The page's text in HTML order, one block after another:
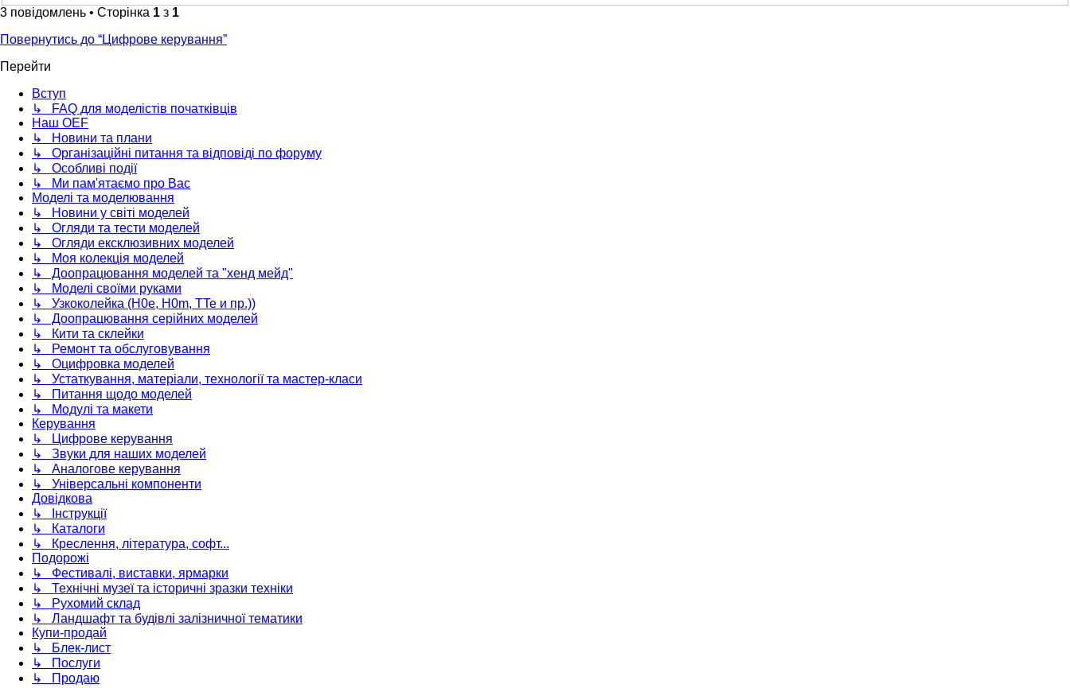
3 повідомлень • Сторінка 1 з 1
Повернутись до “Цифрове керування”
Перейти
Вступ
↳ FAQ для моделістів початківців
Наш OEF
↳ Новини та плани
↳ Організаційні питання та відповіді по форуму
↳ Особливі події
↳ Ми пам'ятаємо про Вас
Моделі та моделювання
↳ Новини у світі моделей
↳ Огляди та тести моделей
↳ Огляди ексклюзивних моделей
↳ Моя колекція моделей
↳ Доопрацювання моделей та "хенд мейд"
↳ Моделі своїми руками
↳ Узкоколейка (H0e, H0m, TTe и пр.))
↳ Доопрацювання серійних моделей
↳ Кити та склейки
↳ Ремонт та обслуговування
↳ Оцифровка моделей
↳ Устаткування, матеріали, технології та мастер-класи
↳ Питання щодо моделей
↳ Модулі та макети
Керування
↳ Цифрове керування
↳ Звуки для наших моделей
↳ Аналогове керування
↳ Універсальні компоненти
Довідкова
↳ Інструкції
↳ Каталоги
↳ Креслення, література, софт...
Подорожі
↳ Фестивалі, виставки, ярмарки
↳ Технічні музеї та історичні зразки техніки
↳ Рухомий склад
↳ Ландшафт та будівлі залізничної тематики
Купи-продай
↳ Блек-лист
↳ Послуги
↳ Продаю